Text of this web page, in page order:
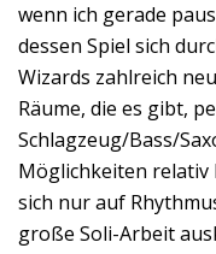
wenn ich gerade
dessen Spiel sich
Wizards zahlreich
Räume, die es gibt,
Schlagzeug/Bass/
Möglichkeiten relativ
sich nur auf
große Soli-Arbeit